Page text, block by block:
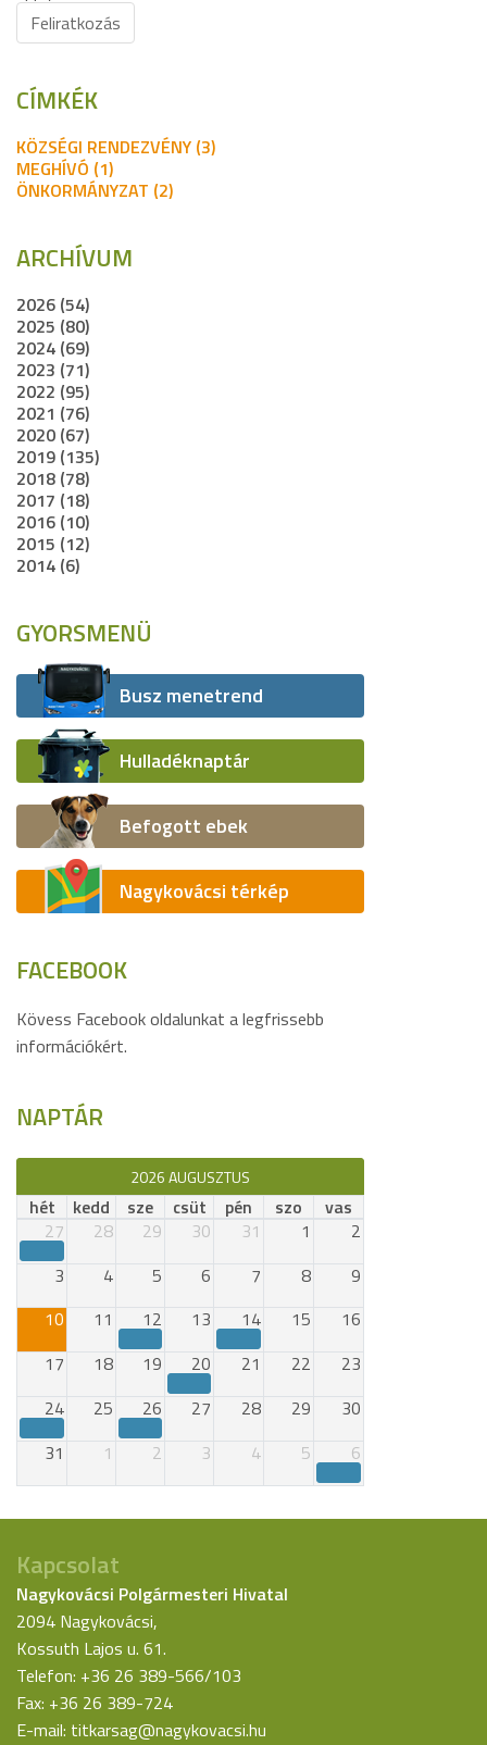
Feliratkozás
CÍMKÉK
KÖZSÉGI RENDEZVÉNY (3)
MEGHÍVÓ (1)
ÖNKORMÁNYZAT (2)
ARCHÍVUM
2026 (54)
2025 (80)
2024 (69)
2023 (71)
2022 (95)
2021 (76)
2020 (67)
2019 (135)
2018 (78)
2017 (18)
2016 (10)
2015 (12)
2014 (6)
GYORSMENÜ
Busz menetrend
Hulladéknaptár
Befogott ebek
Nagykovácsi térkép
FACEBOOK
Kövess Facebook oldalunkat a legfrissebb
információkért.
NAPTÁR
2026 AUGUSZTUS
hét kedd sze csüt pén szo
vas
27
28 29 30 31 1
2
3
4 5 6 7 8
9
10
11 12 13 14 15
16
17
18 19 20 21 22
23
24
25 26 27 28 29
30
31
1 2 3 4 5 6
Kapcsolat
Nagykovácsi Polgármesteri Hivatal
2094 Nagykovácsi,
Kossuth Lajos u. 61.
Telefon: +36 26 389-566/103
Fax: +36 26 389-724
E-mail: titkarsag@nagykovacsi.hu